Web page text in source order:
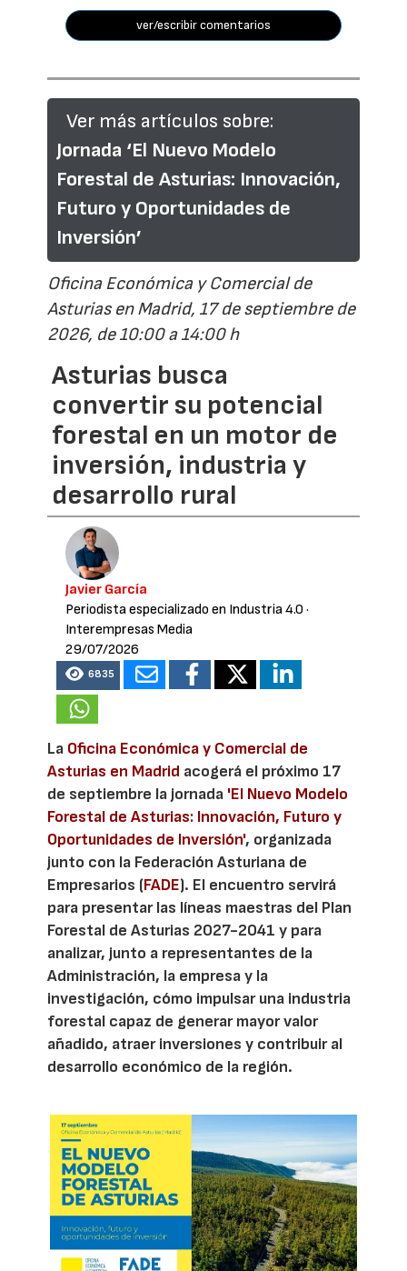
ver/escribir comentarios
Ver más artículos sobre:
Jornada ‘El Nuevo Modelo
Forestal de Asturias: Innovación,
Futuro y Oportunidades de
Inversión’
Oficina Económica y Comercial de
Asturias en Madrid, 17 de septiembre de
2026, de 10:00 a 14:00 h
Asturias busca
convertir su potencial
forestal en un motor de
inversión, industria y
desarrollo rural
Javier García
Periodista especializado en Industria 4.0 ·
Interempresas Media
29/07/2026
6835
La Oficina Económica y Comercial de
Asturias en Madrid acogerá el próximo 17
de septiembre la jornada 'El Nuevo Modelo
Forestal de Asturias: Innovación, Futuro y
Oportunidades de Inversión', organizada
junto con la Federación Asturiana de
Empresarios (FADE). El encuentro servirá
para presentar las líneas maestras del Plan
Forestal de Asturias 2027-2041 y para
analizar, junto a representantes de la
Administración, la empresa y la
investigación, cómo impulsar una industria
forestal capaz de generar mayor valor
añadido, atraer inversiones y contribuir al
desarrollo económico de la región.